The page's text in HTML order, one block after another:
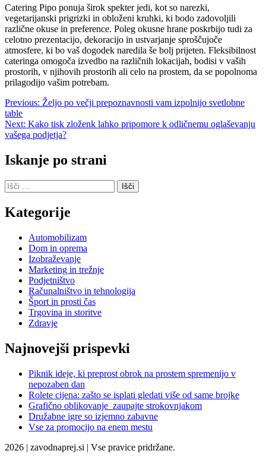
Catering Pipo ponuja širok spekter jedi, kot so narezki,
vegetarijanski prigrizki in obloženi kruhki, ki bodo zadovoljili
različne okuse in preference. Poleg okusne hrane poskrbijo tudi za
celotno prezentacijo, dekoracijo in ustvarjanje sproščujoče
atmosfere, ki bo vaš dogodek naredila še bolj prijeten. Fleksibilnost
cateringa omogoča izvedbo na različnih lokacijah, bodisi v vaših
prostorih, v njihovih prostorih ali celo na prostem, da se popolnoma
prilagodijo vašim potrebam.
Navigacija
prispevka
Previous: Željo po večji prepoznavnosti vam izpolnijo svetlobne
table
Next: Kako tisk zloženk lahko pripomore k odličnemu oglaševanju
vašega podjetja?
Iskanje po strani
Išči:
Kategorije
Automobilizam
Dom in oprema
Izobraževanje
Marketing in trežnje
Podjetništvo
Računalništvo in tehnologija
Šport in prosti čas
Trgovina in storitve
Zdravje
Najnovejši prispevki
Piknik ideje, ki preprost obrok na prostem spremenijo v
nepozaben dan
Rolete cijena: zašto se isplati gledati više od same brojke
Grafično oblikovanje zaupajte strokovnjakom
Družabne igre so izjemno zabavne
Vse za promocijo na enem mestu
2026 | zavodnaprej.si | Vse pravice pridržane.